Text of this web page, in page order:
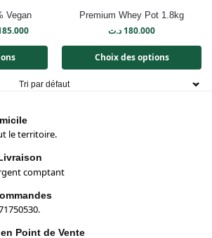
Vegan Premium Whey Pot 1.8kg
180.000 د.ت
Choix des options
le territoire.
comptant
Point de Vente